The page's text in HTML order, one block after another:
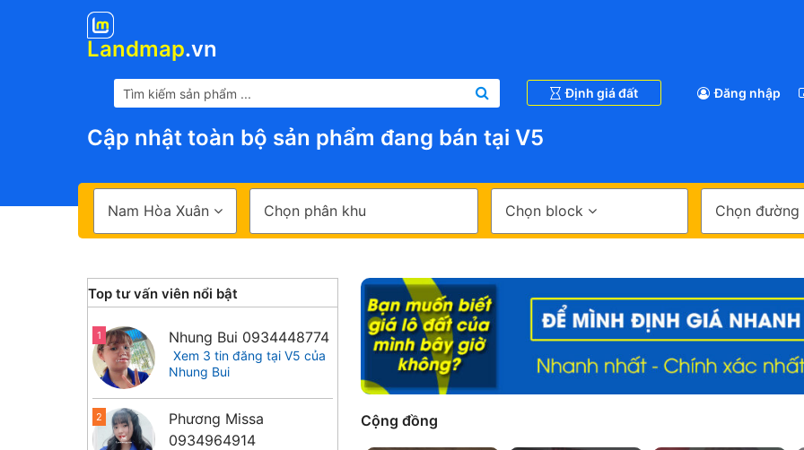
Landmap.vn
Định giá đất Đăng nhập
Cập nhật toàn bộ sản phẩm đang bán tại V5
Nam Hòa Xuân Chọn phân khu Chọn block Chọn đường
Top tư vấn viên nổi bật
1 Nhung Bui 0934448774
Xem 3 tin đăng tại V5 của
Nhung Bui
2
Phương Missa
0934964914
Cộng đồng